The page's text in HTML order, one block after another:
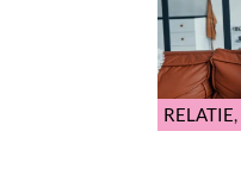
RELATIE,